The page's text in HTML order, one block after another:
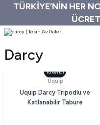
TÜRKİYE’NİN HER
Darcy
Tükendi
Uquip
Uquip Darcy Tripodlu ve
Katlanabilir Tabure